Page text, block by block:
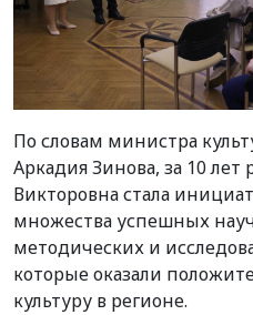
По словам министра
Аркадия Зинова, за 10 лет
Викторовна стала
множества успешных
методических и
которые оказали
культуру в регионе.